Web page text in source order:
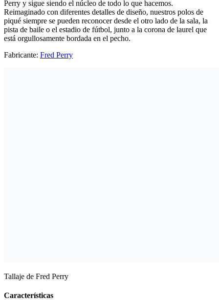
Perry y sigue siendo el núcleo de todo lo que hacemos.
Reimaginado con diferentes detalles de diseño, nuestros polos de
piqué siempre se pueden reconocer desde el otro lado de la sala, la
pista de baile o el estadio de fútbol, junto a la corona de laurel que
está orgullosamente bordada en el pecho.
Fabricante: Fred Perry
Tallaje de Fred Perry
Características